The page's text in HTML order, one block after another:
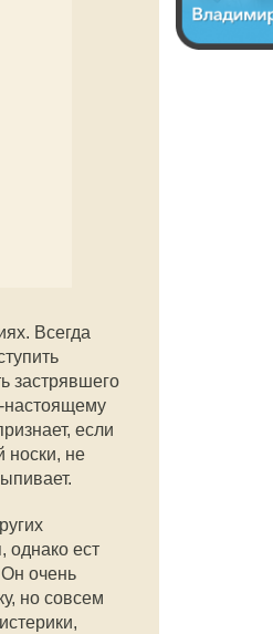
Всегда
застрявшего
настоящему
если
носки, не
однако ест
Он очень
но совсем